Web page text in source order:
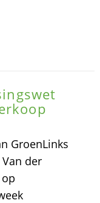
GroenLinks
der